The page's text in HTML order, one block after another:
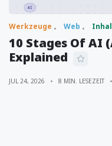
Werkzeuge Web
10 Stages Of
Explained
JUL 24, 2026 8 MIN. LESEZEIT